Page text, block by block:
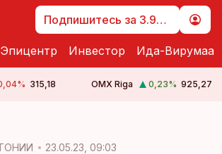
Подпишитесь за 3.99 €
Эпицентр Инвестор Ида-Вирумаа
% 315,18 OMX Riga 0,23% 925,27
23.05.23, 09:03